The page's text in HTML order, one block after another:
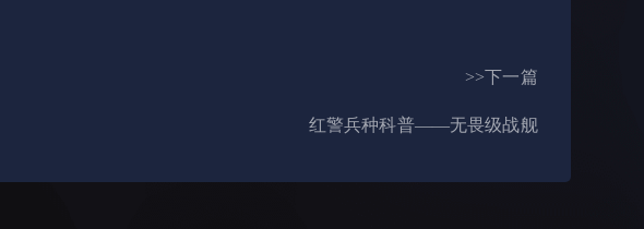
>>下一篇
红警兵种科普——无畏级战舰